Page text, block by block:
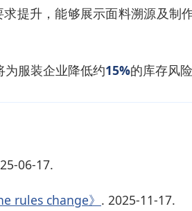
提升，能够展示面料溯源及制
服装企业降低约15%的库存风
06-17.
rules change》 . 2025-11-17.